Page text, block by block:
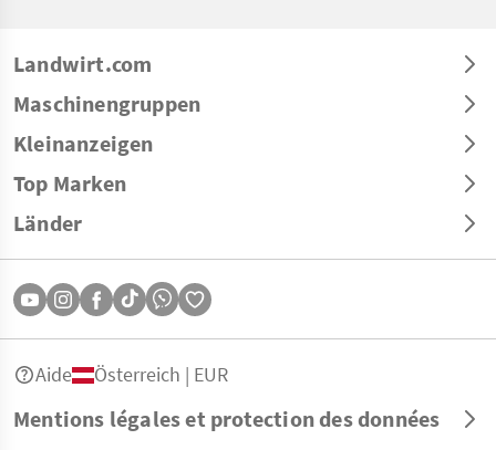
Landwirt.com
Maschinengruppen
Kleinanzeigen
Top Marken
Länder
Mentions légales et protection des données
Aide Österreich | EUR